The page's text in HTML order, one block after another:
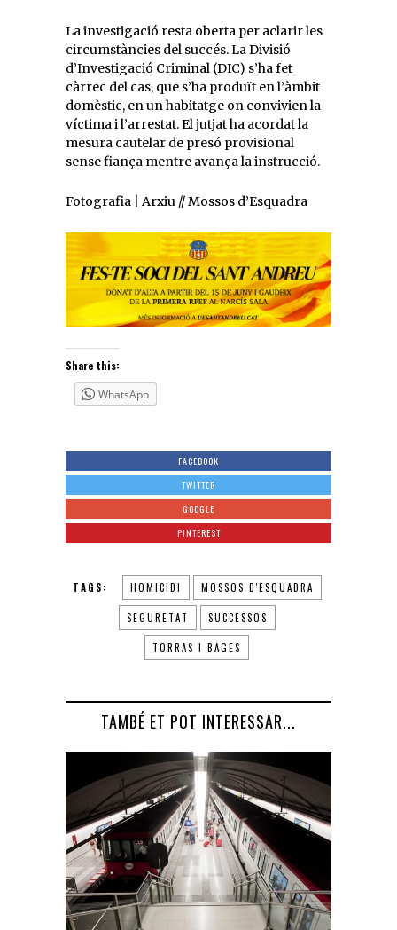
La investigació resta oberta per aclarir les
circumstàncies del succés. La Divisió
d’Investigació Criminal (DIC) s’ha fet
càrrec del cas, que s’ha produït en l’àmbit
domèstic, en un habitatge on convivien la
víctima i l’arrestat. El jutjat ha acordat la
mesura cautelar de presó provisional
sense fiança mentre avança la instrucció.
Fotografia | Arxiu // Mossos d’Esquadra
Share this:
WhatsApp
FACEBOOK
TWITTER
GOOGLE
PINTEREST
TAGS: HOMICIDI MOSSOS D'ESQUADRA
SEGURETAT SUCCESSOS
TORRAS I BAGES
TAMBÉ ET POT INTERESSAR...